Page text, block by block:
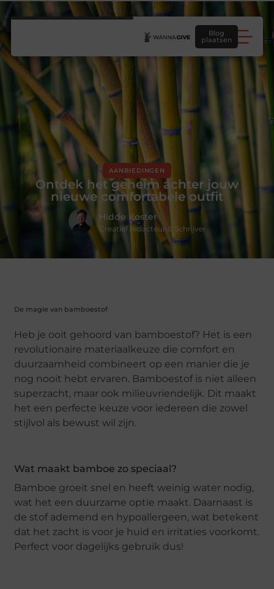
Blog
plaatsen
AANBIEDINGEN
Ontdek het geheim achter jouw
nieuwe comfortabele outfit
Hidde Koster
Creatief redacteur & Schrijver
De magie van bamboestof
Heb je ooit gehoord van bamboestof? Het is een
revolutionaire materiaalkeuze die comfort en
duurzaamheid combineert op een manier die je
nog nooit hebt ervaren. Bamboestof is niet alleen
superzacht, maar ook milieuvriendelijk. Dit maakt
het een perfecte keuze voor iedereen die zowel
stijlvol als bewust wil zijn.
Wat maakt bamboe zo speciaal?
Bamboe groeit snel en heeft weinig water nodig,
wat het een duurzame optie maakt. Daarnaast is
de stof ademend en hypoallergeen, wat betekent
dat het zacht is voor je huid en irritaties voorkomt.
Perfect voor dagelijks gebruik dus!